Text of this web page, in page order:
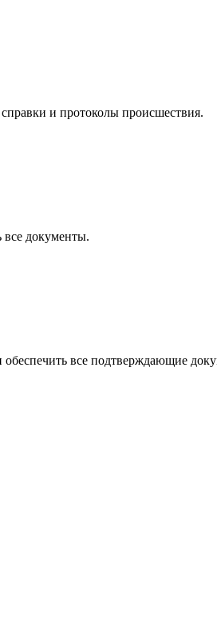
и протоколы происшествия.
документы.
все подтверждающие